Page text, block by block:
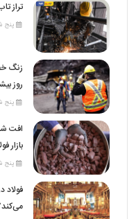
تراز
پنج شنبه,15
زنگ
روز
پنج شنبه,15
افت
بازار
پنج شنبه,15
فولاد